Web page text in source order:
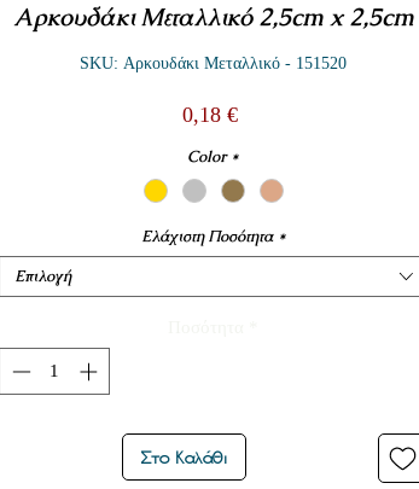
Αρκουδάκι Μεταλλικό 2,5cm x 2,5cm
SKU: Αρκουδάκι Μεταλλικό - 151520
0,18 €Τιμή
Color *
Ελάχιστη Ποσότητα *
Επιλογή
Στο Καλάθι